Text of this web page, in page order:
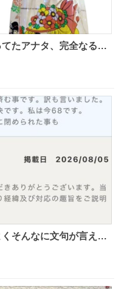
たアナタ、完全なる同
和レトロ
そんなに文句が言える